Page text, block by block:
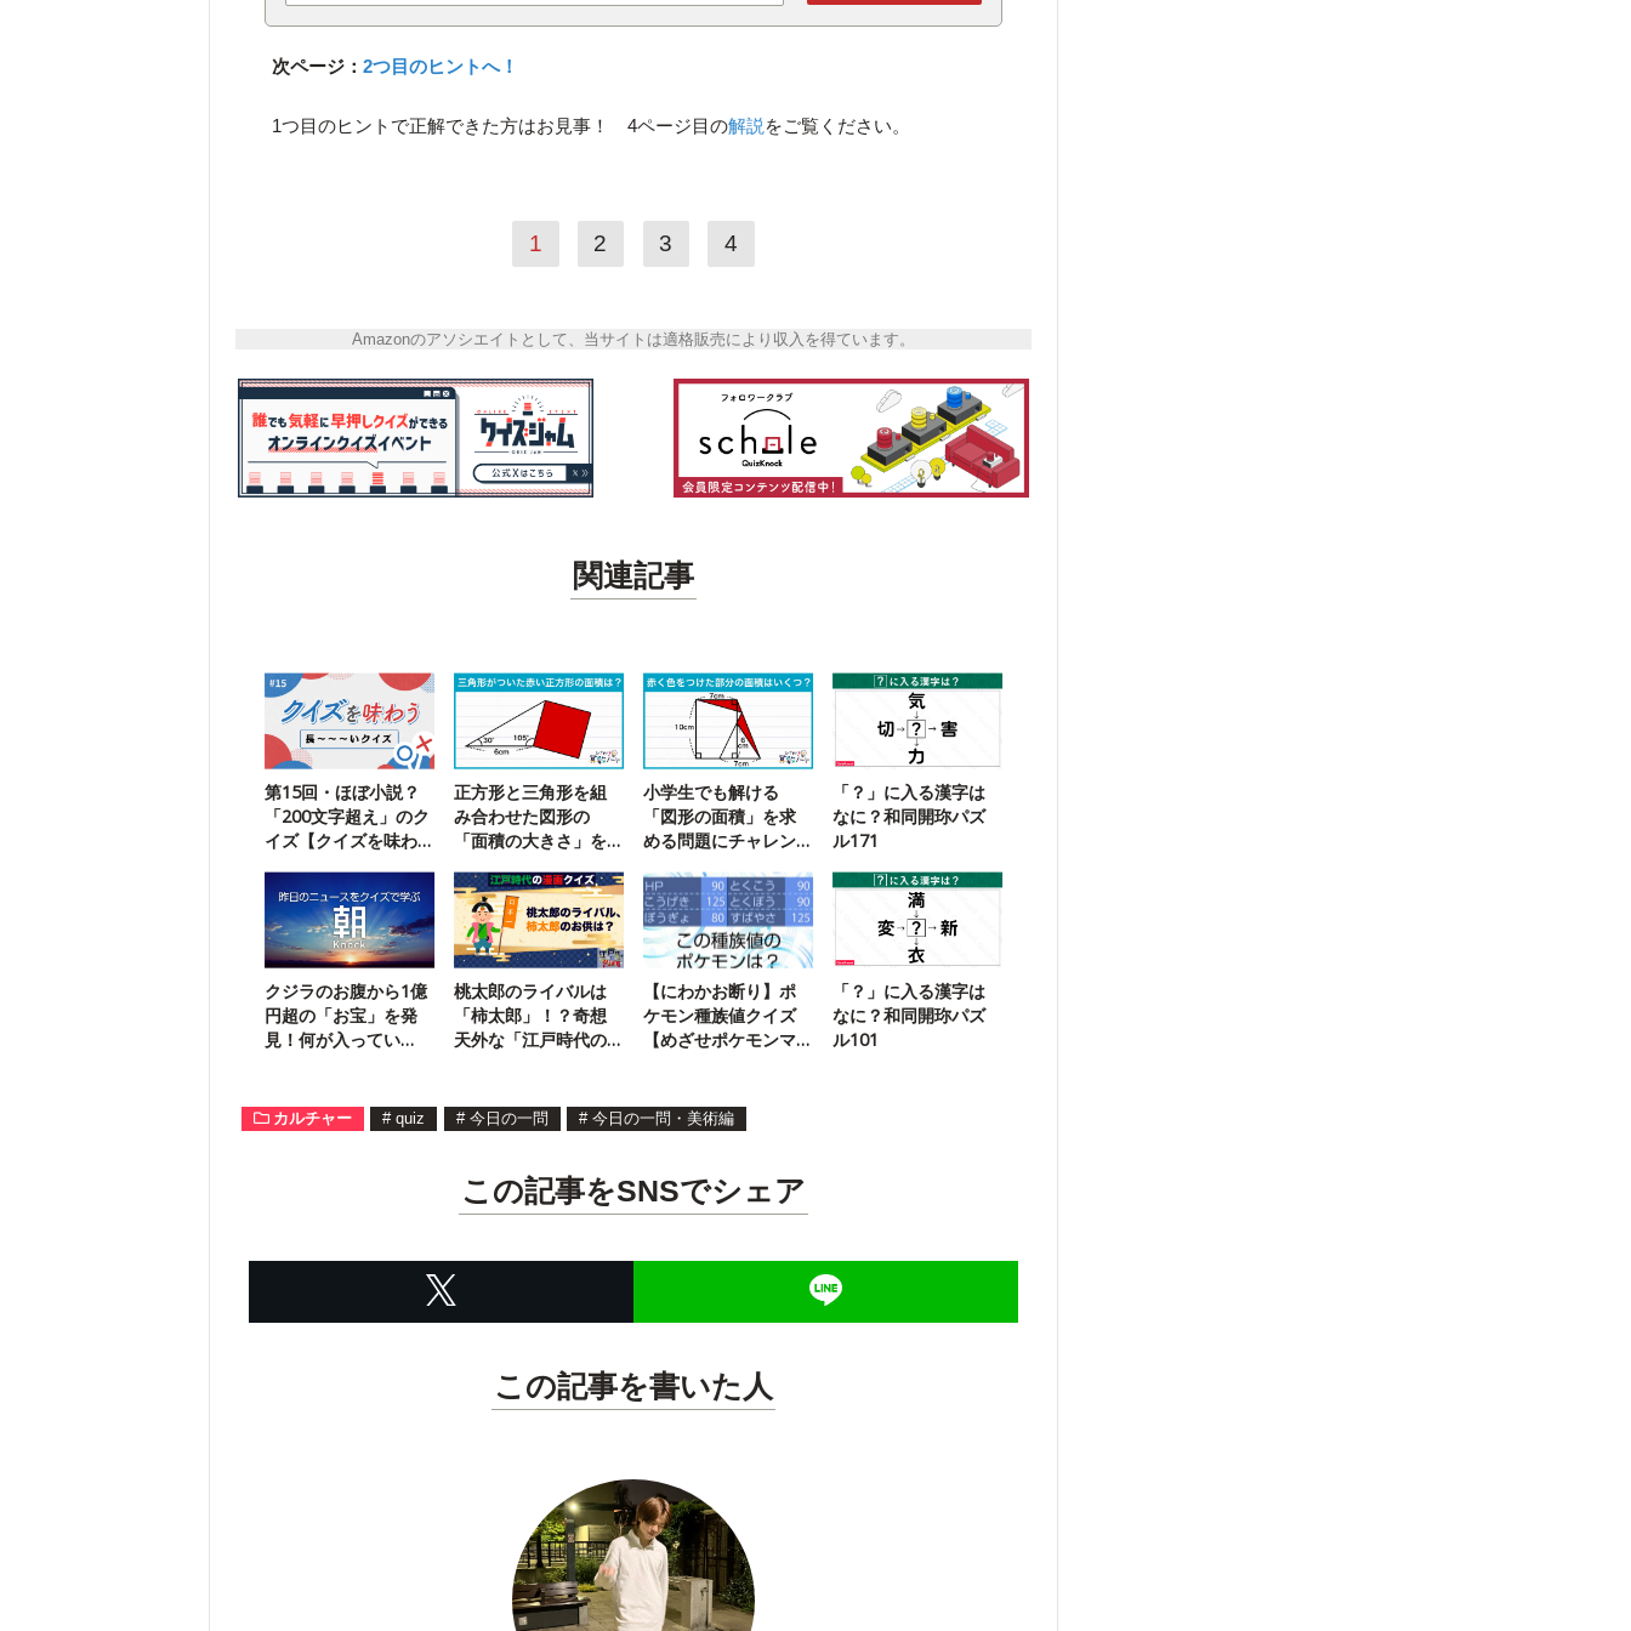
次ページ：2つ目のヒントへ！
1つ目のヒントで正解できた方はお見事！ 4ページ目の解説をご覧ください。
1 2 3 4
Amazonのアソシエイトとして、当サイトは適格販売により収入を得ています。
関連記事
第15回・ほぼ小説？
「200文字超え」のク
イズ【クイズを味わ
正方形と三角形を組
み合わせた図形の
「面積の大きさ」を
小学生でも解ける
「図形の面積」を求
める問題にチャレン
「？」に入る漢字は
なに？和同開珎パズ
ル171
クジラのお腹から1億
円超の「お宝」を発
見！何が入ってい
桃太郎のライバルは
「柿太郎」！？奇想
天外な「江戸時代の
【にわかお断り】ポ
ケモン種族値クイズ
【めざせポケモンマ
「？」に入る漢字は
なに？和同開珎パズ
ル101
カルチャー # quiz # 今日の一問 # 今日の一問・美術編
この記事をSNSでシェア
この記事を書いた人